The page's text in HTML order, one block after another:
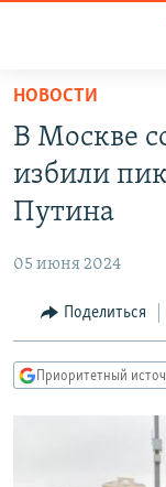
упрощенного
доступа
Вернуться
основному
Вернутся
Вернутся
ПОДКАСТЫ
АВТОРСКИЕ
МНЕНИЯ
КУЛЬТУРА
КАВКАЗ.РЕАЛИИ
СИБИРЬ.РЕАЛИИ
НОВОСТИ
В Москве
избили
Путина
05 июня 2024
Поделиться
Приоритетный